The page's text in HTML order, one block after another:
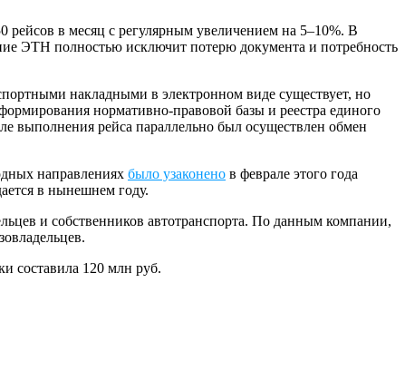
рейсов в месяц с регулярным увеличением на 5–10%. В
ЭТН полностью исключит потерю документа и потребность
накладными в электронном виде существует, но
нормативно-правовой базы и реестра единого
выполнения рейса параллельно был осуществлен обмен
направлениях было узаконено в феврале этого года
в нынешнем году.
и собственников автотранспорта. По данным компании,
составила 120 млн руб.